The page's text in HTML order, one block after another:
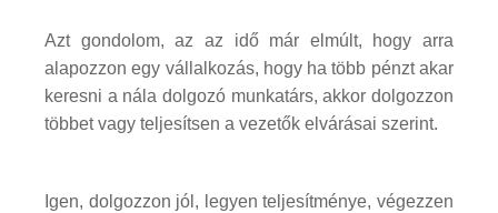
Azt gondolom, az az idő már elmúlt, hogy arra
alapozzon egy vállalkozás, hogy ha több pénzt akar
keresni a nála dolgozó munkatárs, akkor dolgozzon
többet vagy teljesítsen a vezetők elvárásai szerint.
Igen, dolgozzon jól, legyen teljesítménye, végezzen